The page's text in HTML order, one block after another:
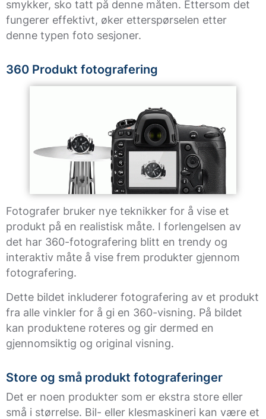
smykker, sko tatt på denne måten. Ettersom det
fungerer effektivt, øker etterspørselen etter
denne typen foto sesjoner.
360 Produkt fotografering
Fotografer bruker nye teknikker for å vise et
produkt på en realistisk måte. I forlengelsen av
det har 360-fotografering blitt en trendy og
interaktiv måte å vise frem produkter gjennom
fotografering.
Dette bildet inkluderer fotografering av et produkt
fra alle vinkler for å gi en 360-visning. På bildet
kan produktene roteres og gir dermed en
gjennomsiktig og original visning.
Store og små produkt fotograferinger
Det er noen produkter som er ekstra store eller
små i størrelse. Bil- eller klesmaskineri kan være et